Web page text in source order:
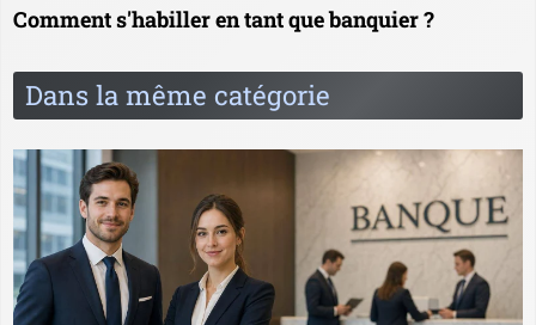
Comment s'habiller en tant que banquier ?
Dans la même catégorie